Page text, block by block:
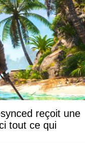
reçoit une
tout ce qui